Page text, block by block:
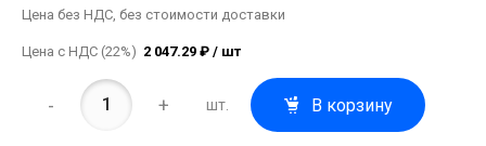
Цена без НДС, без стоимости доставки
Цена с НДС (22%) 2 047.29 ₽ / шт
- + шт. В корзину